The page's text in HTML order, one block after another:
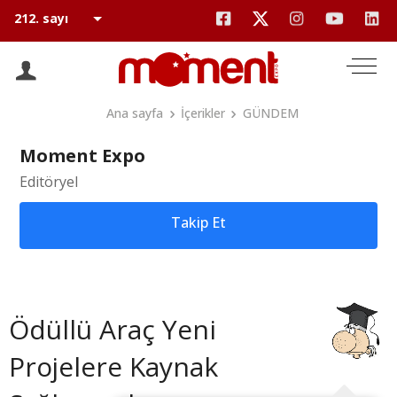
Ana sayfa İçerikler GÜNDEM
Moment Expo
Editöryel
Takip Et
Ödüllü Araç Yeni
Projelere Kaynak